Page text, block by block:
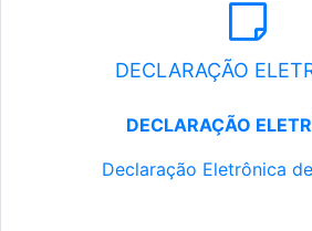
DECLARAÇÃO
DECLARAÇÃO
Declaração Eletrônica